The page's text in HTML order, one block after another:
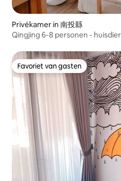
Privékamer in 南投縣
Qingjing 6-8 personen -
in de buurt van Qingjing Farm -
bekijken van de zon - Qingjing
beren kamer
Favoriet van gasten
Favoriet van gasten